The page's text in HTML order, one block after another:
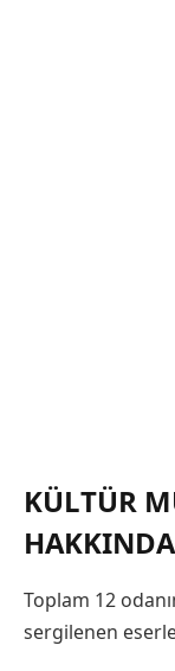
KÜLTÜR
Toplam 12
sergilenen